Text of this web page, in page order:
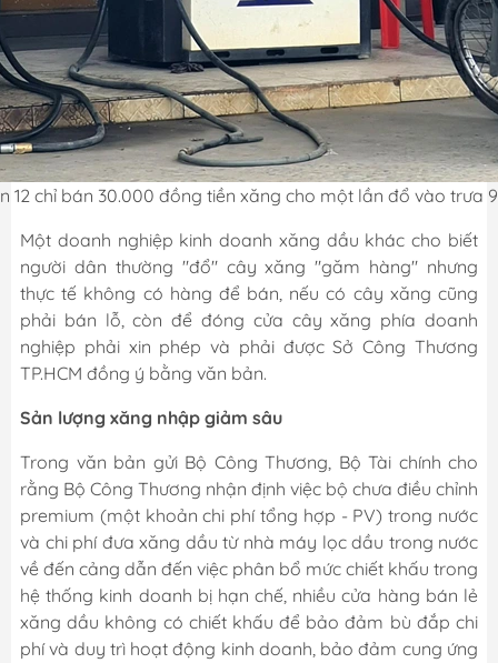
12 chỉ bán 30.000 đồng tiền xăng cho một lần đổ vào trưa
Một doanh nghiệp kinh doanh xăng dầu khác cho biết
người dân thường "đổ" cây xăng "găm hàng" nhưng
thực tế không có hàng để bán, nếu có cây xăng cũng
phải bán lỗ, còn để đóng cửa cây xăng phía doanh
nghiệp phải xin phép và phải được Sở Công Thương
TP.HCM đồng ý bằng văn bản.
Sản lượng xăng nhập giảm sâu
Trong văn bản gửi Bộ Công Thương, Bộ Tài chính cho
rằng Bộ Công Thương nhận định việc bộ chưa điều chỉnh
premium (một khoản chi phí tổng hợp - PV) trong nước
và chi phí đưa xăng dầu từ nhà máy lọc dầu trong nước
về đến cảng dẫn đến việc phân bổ mức chiết khấu trong
hệ thống kinh doanh bị hạn chế, nhiều cửa hàng bán lẻ
xăng dầu không có chiết khấu để bảo đảm bù đắp chi
phí và duy trì hoạt động kinh doanh, bảo đảm cung ứng